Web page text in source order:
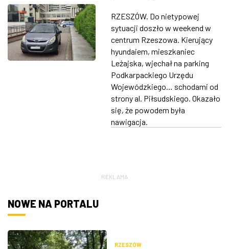
Urzędu
Wojewódzkiego
RZESZÓW. Do nietypowej
sytuacji doszło w weekend w
centrum Rzeszowa. Kierujący
hyundaiem, mieszkaniec
Leżajska, wjechał na parking
Podkarpackiego Urzędu
Wojewódzkiego… schodami od
strony al. Piłsudskiego. Okazało
się, że powodem była
nawigacja.
REKLAMA
NOWE NA PORTALU
RZESZÓW